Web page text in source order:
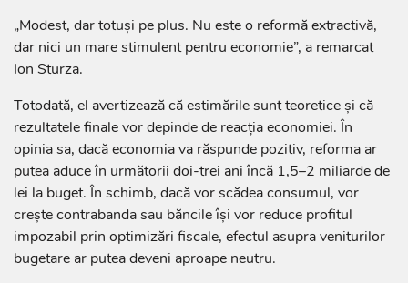
„Modest, dar totuși pe plus. Nu este o reformă extractivă,
dar nici un mare stimulent pentru economie”, a remarcat
Ion Sturza.
Totodată, el avertizează că estimările sunt teoretice și că
rezultatele finale vor depinde de reacția economiei. În
opinia sa, dacă economia va răspunde pozitiv, reforma ar
putea aduce în următorii doi-trei ani încă 1,5–2 miliarde de
lei la buget. În schimb, dacă vor scădea consumul, vor
crește contrabanda sau băncile își vor reduce profitul
impozabil prin optimizări fiscale, efectul asupra veniturilor
bugetare ar putea deveni aproape neutru.